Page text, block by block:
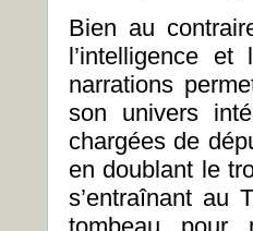
Bien au
l’intelligence
narrations
son univers
chargées de
en doublant le
s’entraînant au